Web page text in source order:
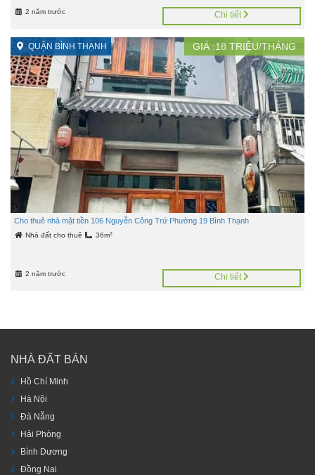
2 năm trước Chi tiết
QUẬN BÌNH THẠNH GIÁ :18 TRIỆU/THÁNG
Cho thuê nhà mặt tiền 106 Nguyễn Công Trứ Phường 19 Bình Thạnh
Nhà đất cho thuê 36m2
2 năm trước Chi tiết
NHÀ ĐẤT BÁN
Hồ Chí Minh
Hà Nội
Đà Nẵng
Hải Phòng
Bình Dương
Đồng Nai